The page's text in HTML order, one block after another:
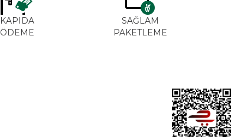
KAPIDA
ÖDEME
SAĞLAM
PAKETLEME